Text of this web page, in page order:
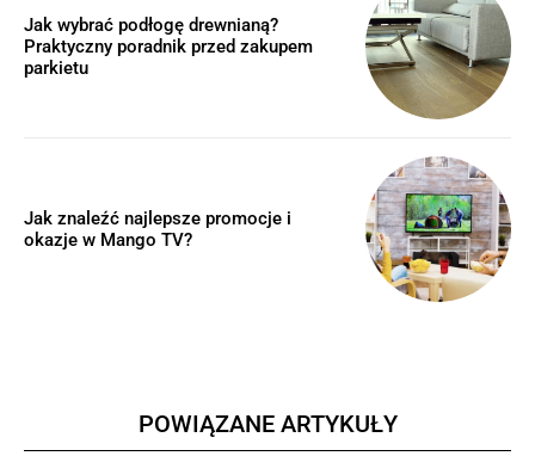
Jak wybrać podłogę drewnianą?
Praktyczny poradnik przed zakupem
parkietu
Jak znaleźć najlepsze promocje i
okazje w Mango TV?
POWIĄZANE ARTYKUŁY